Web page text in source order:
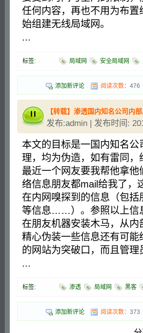
任何内容，再也不用为布
始组建无线局域网。
...
标签: 局域网 安全局域网
添加新评论 阅读次数： 476
【转载】渗透国内知名公司内
发布:admin | 发布时间:
本文的目标是一国内知名
理，均为伪造，如有雷同，
最近一个网友要我帮他拿
络信息朋友都mail给我了，
在内网嗅探到的信息（包
等信息……）。参照以上信
在朋友机器安装木马，从
精心伪装一些信息还有可
的网站为突破口，而且管理
...
标签: 渗透 局域网 黑客
添加新评论 阅读次数： 373